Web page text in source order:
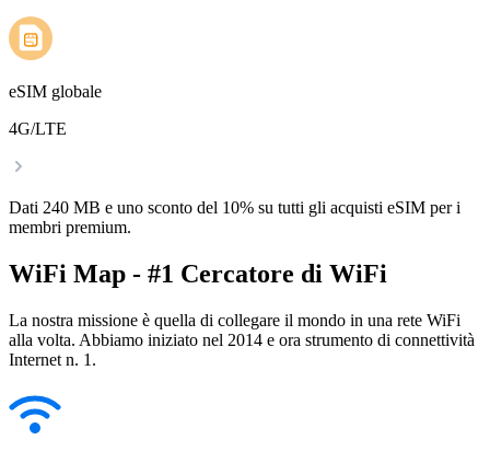
eSIM globale
4G/LTE
Dati 240 MB e uno sconto del 10% su tutti gli acquisti eSIM per i
membri premium.
WiFi Map - #1 Cercatore di WiFi
La nostra missione è quella di collegare il mondo in una rete WiFi
alla volta. Abbiamo iniziato nel 2014 e ora strumento di connettività
Internet n. 1.